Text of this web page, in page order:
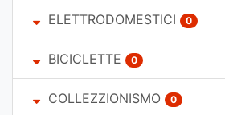
ELETTRODOMESTICI 0
BICICLETTE 0
COLLEZZIONISMO 0